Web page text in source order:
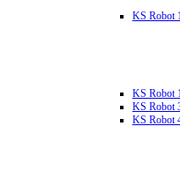
KS Robot
KS Robot
KS Robot
KS Robot